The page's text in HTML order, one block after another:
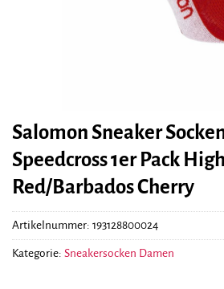
Salomon Sneaker
Speedcross 1er Pack
Red/Barbados Cherry
Artikelnummer: 193128800024
Kategorie: Sneakersocken Damen